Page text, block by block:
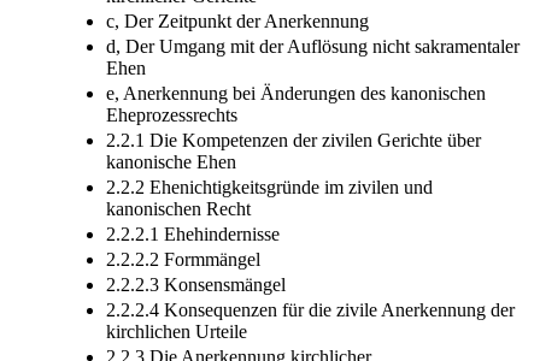
c, Der Zeitpunkt der Anerkennung
d, Der Umgang mit der Auflösung nicht sakramentaler
Ehen
e, Anerkennung bei Änderungen des kanonischen
Eheprozessrechts
2.2.1 Die Kompetenzen der zivilen Gerichte über
kanonische Ehen
2.2.2 Ehenichtigkeitsgründe im zivilen und
kanonischen Recht
2.2.2.1 Ehehindernisse
2.2.2.2 Formmängel
2.2.2.3 Konsensmängel
2.2.2.4 Konsequenzen für die zivile Anerkennung der
kirchlichen Urteile
2.2.3 Die Anerkennung kirchlicher